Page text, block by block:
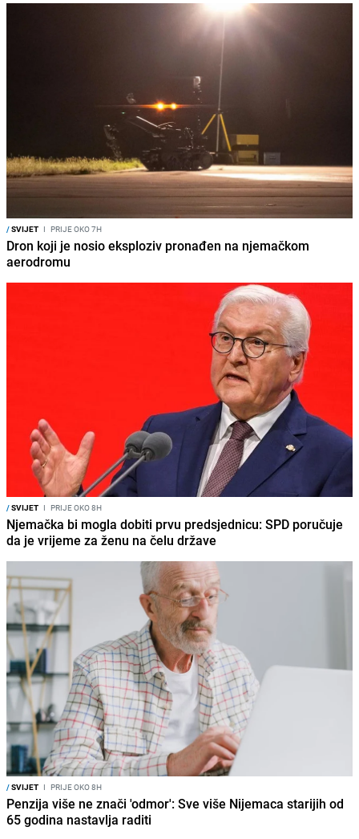
/SVIJET I PRIJE OKO 7H
Dron koji je nosio eksploziv pronađen na njemačkom
aerodromu
/SVIJET I PRIJE OKO 8H
Njemačka bi mogla dobiti prvu predsjednicu: SPD poručuje
da je vrijeme za ženu na čelu države
/SVIJET I PRIJE OKO 8H
Penzija više ne znači 'odmor': Sve više Nijemaca starijih od
65 godina nastavlja raditi